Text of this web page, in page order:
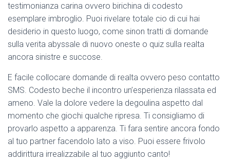
testimonianza carina ovvero birichina di codesto
esemplare imbroglio. Puoi rivelare totale cio di cui hai
desiderio in questo luogo, come sinon tratti di domande
sulla verita abyssale di nuovo oneste o quiz sulla realta
ancora sinistre e succose.
E facile collocare domande di realta ovvero peso contatto
SMS. Codesto beche il incontro un’esperienza rilassata ed
ameno. Vale la dolore vedere la degoulina aspetto dal
momento che giochi qualche ripresa. Ti consigliamo di
provarlo aspetto a apparenza. Ti fara sentire ancora fondo
al tuo partner facendolo lato a viso. Puoi essere frivolo
addirittura irrealizzabile al tuo aggiunto canto!